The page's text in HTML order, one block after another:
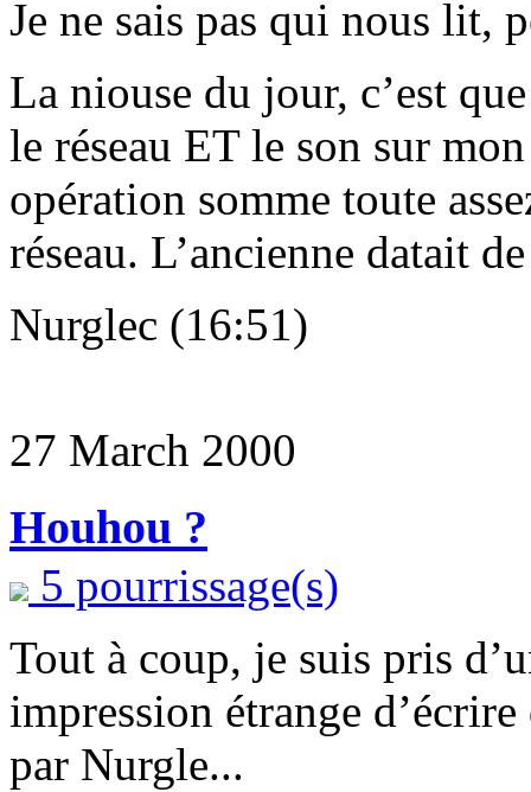
Je ne sais pas qui nous lit,
La niouse du jour, c’est
le réseau ET le son sur
opération somme toute
réseau. L’ancienne datait
Nurglec (16:51)
27 March 2000
Houhou ?
5 pourrissage(s)
Tout à coup, je suis pris
impression étrange
par Nurgle...